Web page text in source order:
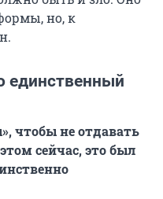
но, к
единственный
чтобы не отдавать
сейчас, это был